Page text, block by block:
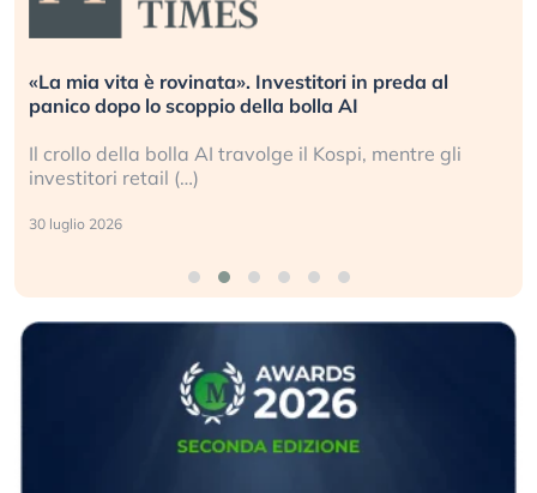
«La mia vita è rovinata». Investitori in preda al
panico dopo lo scoppio della bolla AI
Il crollo della bolla AI travolge il Kospi, mentre gli
investitori retail (…)
30 luglio 2026